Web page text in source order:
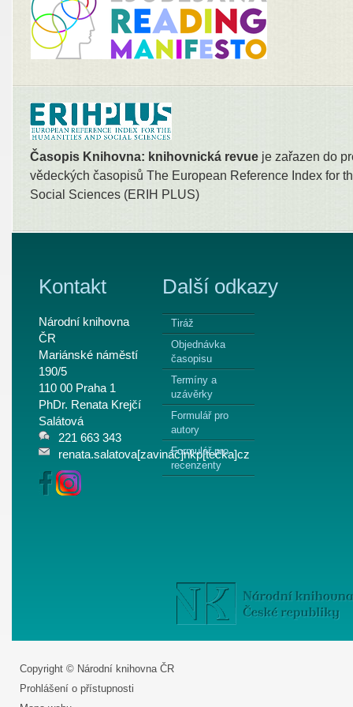
Časopis Knihovna: knihovnická revue je zařazen do
vědeckých časopisů The European Reference Index for
Social Sciences (ERIH PLUS)
Kontakt
Národní knihovna
ČR
Mariánské náměstí
190/5
110 00 Praha 1
PhDr. Renata Krejčí
Salátová
221 663 343
renata.salatova[zavináč]nkp[tečka]cz
Další odkazy
Tiráž
Objednávka
časopisu
Termíny a
uzávěrky
Formulář pro
autory
Formulář pro
recenzenty
Copyright © Národní knihovna ČR
Prohlášení o přístupnosti